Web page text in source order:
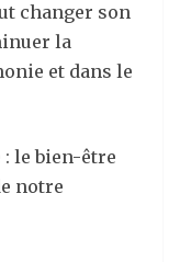
changer son
la
et dans le
: le bien-être
notre